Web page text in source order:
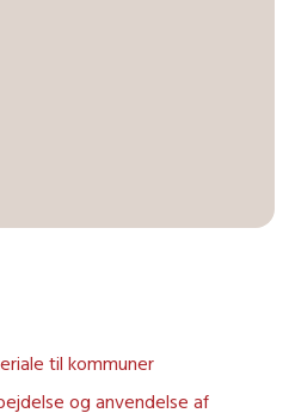
til kommuner
og anvendelse af